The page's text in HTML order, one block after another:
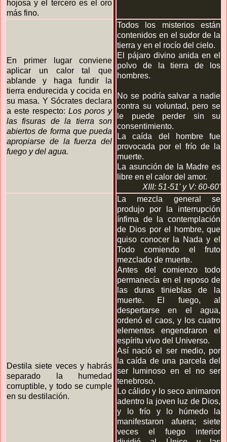
hojosa y el tercero es el oro
más fino.
En primer lugar conviene
aplicar un calor tal que
ablande y haga fundir la
tierra endurecida y cocida en
su masa. Y Sócrates declara
a este respecto: Los poros y
las fisuras de la tierra son
abiertos de forma que pueda
apropiarse de la fuerza del
fuego y del agua.
Todos los misterios están
contenidos en el sudor de la
tierra y en el rocío del cielo.
El pájaro divino anida en el
polvo de la tierra de los
hombres.
No se podría salvar a nadie
contra su voluntad, pero se
le puede perder sin su
consentimiento.
La caída del hombre fue
provocada por el frío de la
muerte.
La asunción de la Madre es
libre en el calor del amor.
XIII: 51-51' y V: 60-60'
Destila siete veces y habrás
separado la humedad
corruptible, y todo se cumple
en su destilación.
La mezcla general se
produjo por la interrupción
ínfima de la contemplación
de Dios por el hombre, que
quiso conocer la Nada y el
Todo comiendo el fruto
mezclado de muerte.
Antes del comienzo todo
permanecía en el reposo de
las duras tinieblas de la
muerte. El fuego, al
despertarse en el agua,
ordenó el caos, y los cuatro
elementos engendraron el
espíritu vivo del Universo.
Así nació el ser medio, por
la caída de una parcela del
ser luminoso en el no ser
tenebroso.
Lo cálido y lo seco animaron
adentro la joven luz de Dios,
y lo frío y lo húmedo la
manifestaron afuera; siete
veces el fuego interior